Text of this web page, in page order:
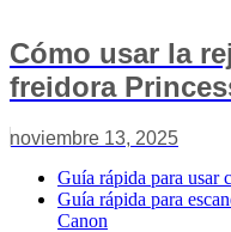
Cómo usar la
freidora
noviembre 13, 2025
Guía rápida para usar
Guía rápida para
Canon